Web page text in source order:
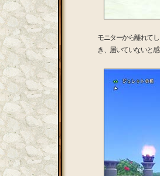
モニターから離れて
き、届いていないと